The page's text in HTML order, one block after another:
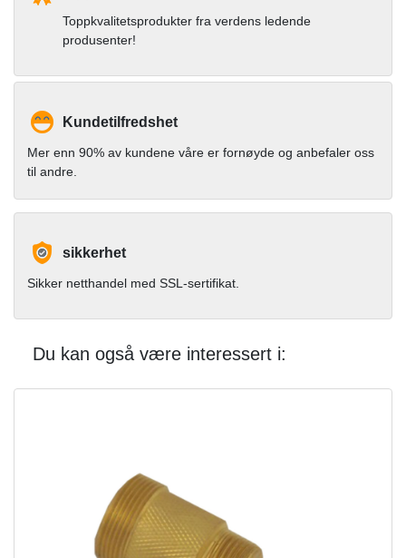
Toppkvalitetsprodukter fra verdens ledende
produsenter!
Kundetilfredshet
Mer enn 90% av kundene våre er fornøyde og anbefaler oss
til andre.
sikkerhet
Sikker netthandel med SSL-sertifikat.
Du kan også være interessert i: